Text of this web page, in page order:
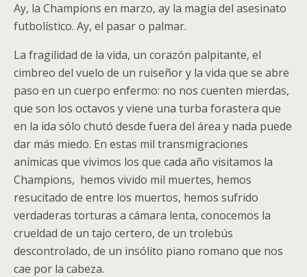
Ay, la Champions en marzo, ay la magia del asesinato
futbolístico. Ay, el pasar o palmar.
La fragilidad de la vida, un corazón palpitante, el
cimbreo del vuelo de un ruiseñor y la vida que se abre
paso en un cuerpo enfermo: no nos cuenten mierdas,
que son los octavos y viene una turba forastera que
en la ida sólo chutó desde fuera del área y nada puede
dar más miedo. En estas mil transmigraciones
anímicas que vivimos los que cada año visitamos la
Champions, hemos vivido mil muertes, hemos
resucitado de entre los muertos, hemos sufrido
verdaderas torturas a cámara lenta, conocemos la
crueldad de un tajo certero, de un trolebús
descontrolado, de un insólito piano romano que nos
cae por la cabeza.